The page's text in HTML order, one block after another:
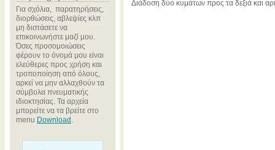
Για σχόλια, παρατηρήσεις,
διορθώσεις, αβλεψίες κλπ
μη διστάσετε να
επικοινωνήστε μαζί μου.
Όσες προσομοιώσεις
φέρουν το όνομά μου είναι
ελεύθερες προς χρήση και
τροποποίηση από όλους,
αρκεί να μην αλλαχθούν τα
σύμβολα πνευματικής
ιδιοκτησίας. Τα αρχεία
μπορείτε να τα βρείτε στο
menu Download .
Διάδοση δύο κυμάτων προς τα δεξιά και